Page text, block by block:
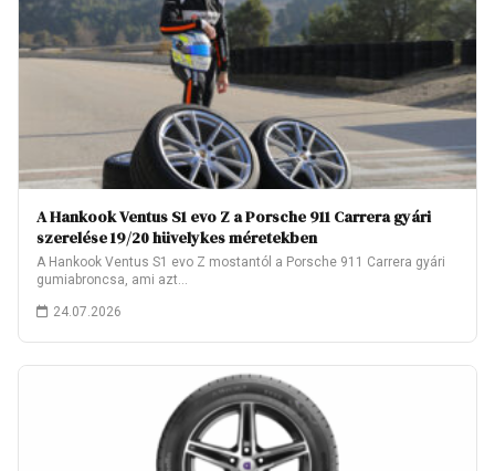
A Hankook Ventus S1 evo Z a Porsche 911 Carrera gyári
szerelése 19/20 hüvelykes méretekben
A Hankook Ventus S1 evo Z mostantól a Porsche 911 Carrera gyári
gumiabroncsa, ami azt…
24.07.2026